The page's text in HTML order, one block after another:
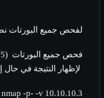
لفحص جميع البورتات
فحص جميع البورتات
لإظهار النتيجة في حال
nmap -p- -v 10.10.10.3